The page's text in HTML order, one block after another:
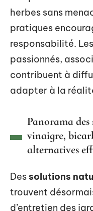
herbes sans
pratiques
responsabilité.
passionnés,
contribuent à
adapter à la
Panorama
vinaigre,
alternatives
Des solutions
trouvent
d’entretien des